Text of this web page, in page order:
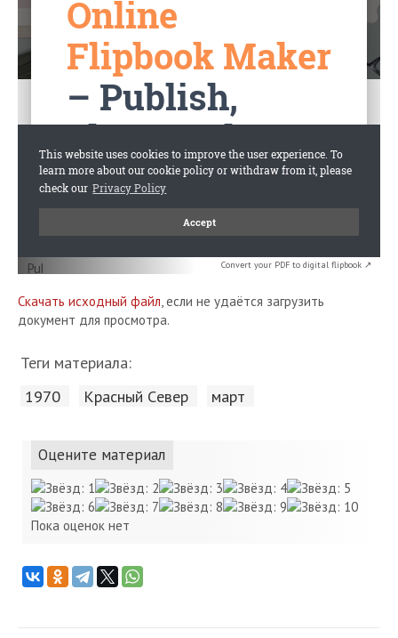
Convert your PDF to digital flipbook ↗
Скачать исходный файл, если не удаётся загрузить
документ для просмотра.
Теги материала:
1970 Красный Cевер март
Оцените материал
Пока оценок нет